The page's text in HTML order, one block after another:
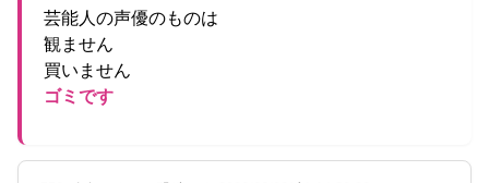
芸能人の声優のものは
観ません
買いません
ゴミです